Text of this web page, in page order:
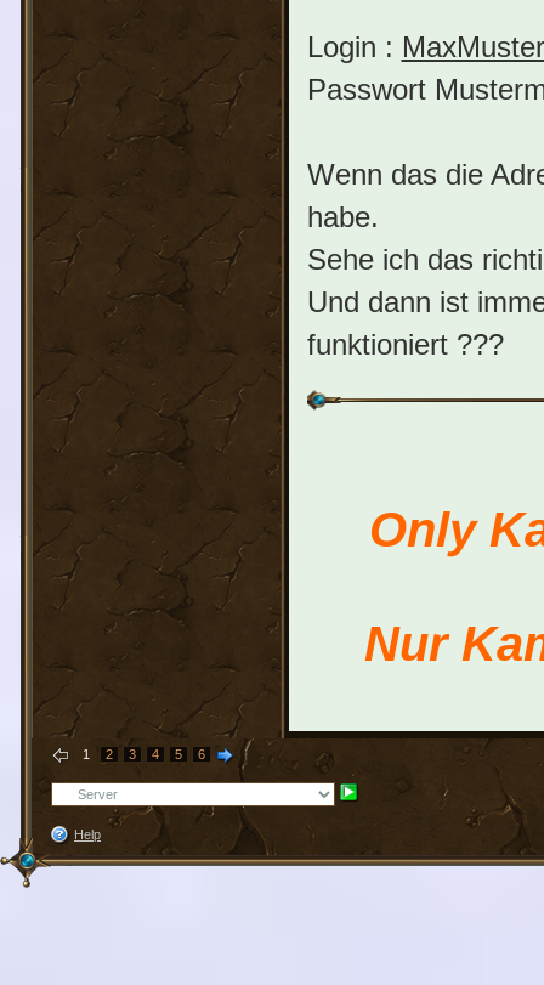
Login :
Passwort
Wenn das die
habe.
Sehe ich das
Und dann ist
funktioniert ???
Only
Nur
1 2 3 4 5 6
Help